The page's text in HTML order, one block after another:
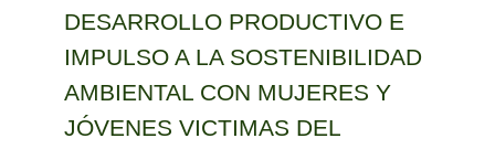
DESARROLLO PRODUCTIVO E
IMPULSO A LA SOSTENIBILIDAD
AMBIENTAL CON MUJERES Y
JÓVENES VICTIMAS DEL